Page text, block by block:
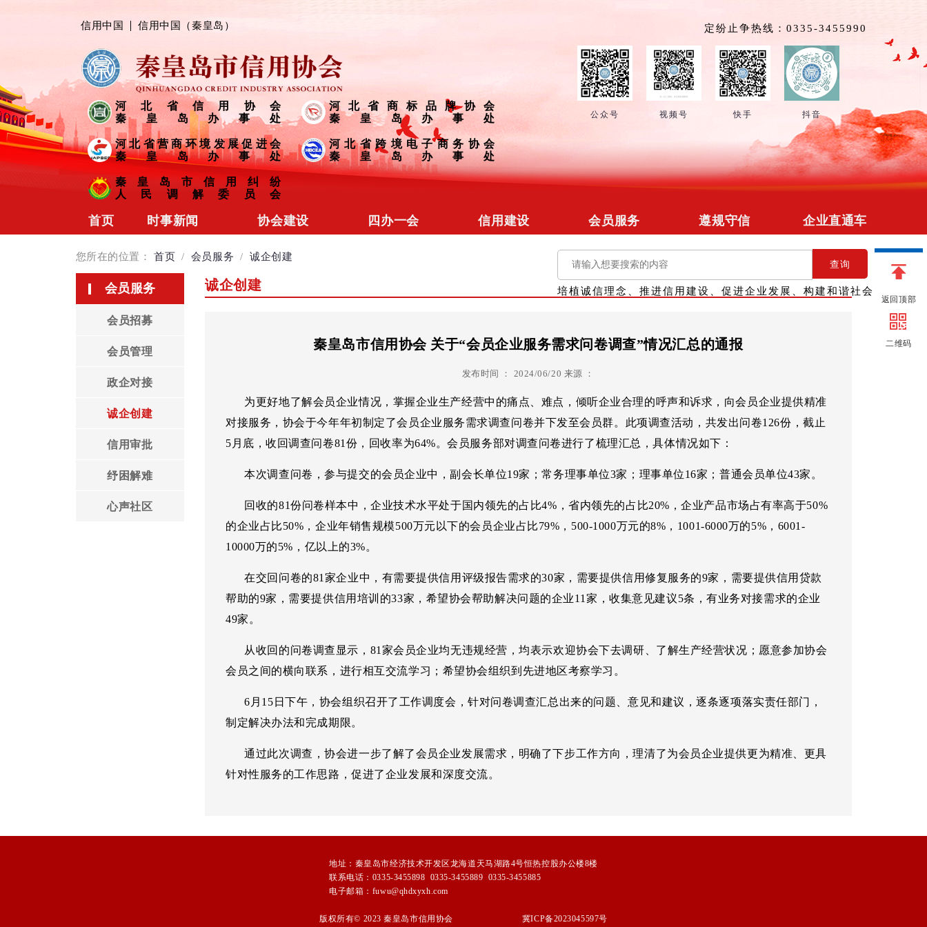
返回顶部
二维码
信用中国 信用中国（秦皇岛） 定纷止争热线：0335-3455990
公众号 视频号 快手 抖音
河北省信用协会
秦皇岛办事处
河北省商标品牌协会
秦皇岛办事处
河北省营商环境发展促进会
秦皇岛办事处
河北省跨境电子商务协会
秦皇岛办事处
秦皇岛市信用纠纷
人民调解委员会
查询
培植诚信理念、推进信用建设、促进企业发展、构建和谐社会
首页
时事新闻
会员风采
领导言论
协会建设
制度规范
协会荣誉
四办一会
营商促进
信用调解
信用建设
信用研究
信用评级
信用认证
信用生活
会员服务
会员管理
政企对接
信用审批
心声社区
遵规守信
信用修复
企业直通车
供求信息
会员团购
您所在的位置： 首页 / 会员服务 / 诚企创建
会员服务
会员招募
会员管理
政企对接
诚企创建
信用审批
纾困解难
心声社区
诚企创建
秦皇岛市信用协会 关于“会员企业服务需求问卷调查”情况汇总的通报
发布时间 ： 2024/06/20 来源 ：
为更好地了解会员企业情况，掌握企业生产经营中的痛点、难点，倾听企业合理的呼声和诉求，向会员企业提供精准
对接服务，协会于今年年初制定了会员企业服务需求调查问卷并下发至会员群。此项调查活动，共发出问卷126份，截止
5月底，收回调查问卷81份，回收率为64%。会员服务部对调查问卷进行了梳理汇总，具体情况如下：
本次调查问卷，参与提交的会员企业中，副会长单位19家；常务理事单位3家；理事单位16家；普通会员单位43家。
回收的81份问卷样本中，企业技术水平处于国内领先的占比4%，省内领先的占比20%，企业产品市场占有率高于50%
的企业占比50%，企业年销售规模500万元以下的会员企业占比79%，500-1000万元的8%，1001-6000万的5%，6001-
10000万的5%，亿以上的3%。
在交回问卷的81家企业中，有需要提供信用评级报告需求的30家，需要提供信用修复服务的9家，需要提供信用贷款
帮助的9家，需要提供信用培训的33家，希望协会帮助解决问题的企业11家，收集意见建议5条，有业务对接需求的企业
49家。
从收回的问卷调查显示，81家会员企业均无违规经营，均表示欢迎协会下去调研、了解生产经营状况；愿意参加协会
会员之间的横向联系，进行相互交流学习；希望协会组织到先进地区考察学习。
6月15日下午，协会组织召开了工作调度会，针对问卷调查汇总出来的问题、意见和建议，逐条逐项落实责任部门，
制定解决办法和完成期限。
通过此次调查，协会进一步了解了会员企业发展需求，明确了下步工作方向，理清了为会员企业提供更为精准、更具
针对性服务的工作思路，促进了企业发展和深度交流。
地址：秦皇岛市经济技术开发区龙海道天马湖路4号恒热控股办公楼8楼
联系电话：0335-3455898 0335-3455889 0335-3455885
电子邮箱：fuwu@qhdxyxh.com
版权所有© 2023 秦皇岛市信用协会 冀ICP备2023045597号